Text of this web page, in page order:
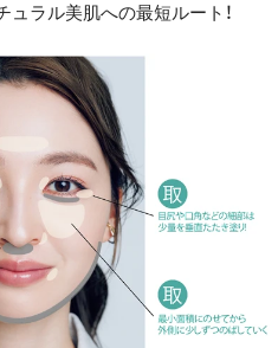
ュラル美肌への最短ルート！